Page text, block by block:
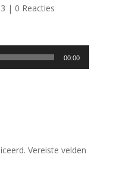
| 0 Reacties
00:00
Vereiste velden